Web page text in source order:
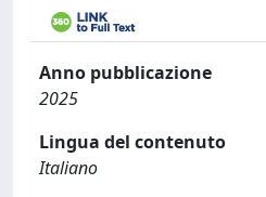
Anno pubblicazione
2025
Lingua del contenuto
Italiano